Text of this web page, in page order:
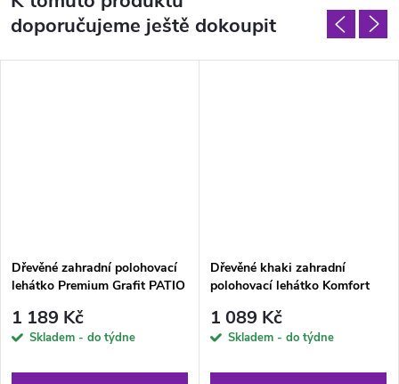
doporučujeme ještě dokoupit
Dřevěné zahradní polohovací
lehátko Premium Grafit PATIO
1 189 Kč
Skladem - do týdne
Dřevěné khaki zahradní
polohovací lehátko Komfort
1 089 Kč
Skladem - do týdne